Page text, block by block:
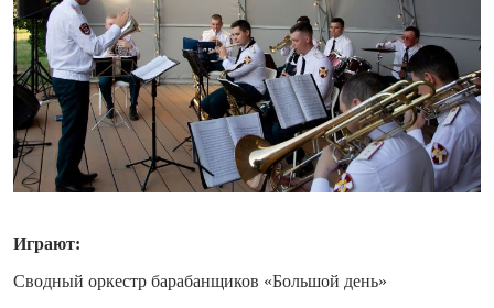
Играют:
Сводный оркестр барабанщиков «Большой день»